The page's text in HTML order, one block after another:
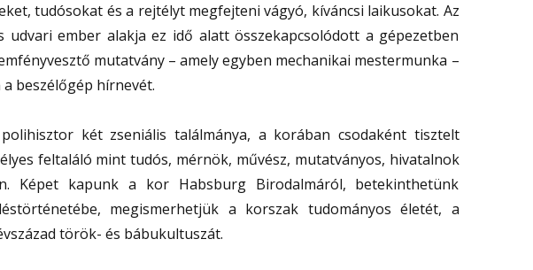
tudósokat és a rejtélyt megfejteni vágyó, kíváncsi laikusokat. Az
ember alakja ez idő alatt összekapcsolódott a gépezetben
mutatvány – amely egyben mechanikai mestermunka –
beszélőgép hírnevét.
két zseniális találmánya, a korában csodaként tisztelt
feltaláló mint tudós, mérnök, művész, mutatványos, hivatalnok
Képet kapunk a kor Habsburg Birodalmáról, betekinthetünk
megismerhetjük a korszak tudományos életét, a
török- és bábukultuszát.